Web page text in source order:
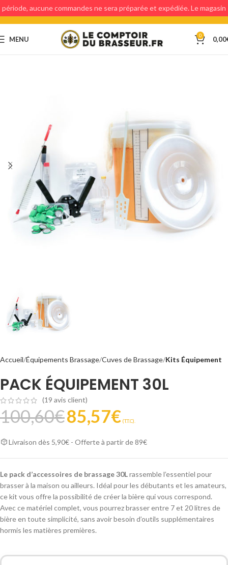
MENU 0 0,00
Accueil Équipements Brassage Cuves de Brassage Kits Équipement
PACK ÉQUIPEMENT 30L
(19 avis client)
100,60€85,57€ (T.T.C).
Livraison dès 5,90€ - Offerte à partir de 89€
Le pack d’accessoires de brassage 30Lrassemble l’essentiel pour
brasser à la maison ou ailleurs. Idéal pour les débutants et les amateurs,
ce kit vous offre la possibilité de créer la bière qui vous correspond.
Avec ce matériel complet, vous pourrez brasser entre 7 et 20 litres de
bière en toute simplicité, sans avoir besoin d’outils supplémentaires
hormis les matières premières.
période, aucune commandes ne sera préparée et expédiée. Le magasin
étant fermé, aucun retraits en magasin ne sera possible.